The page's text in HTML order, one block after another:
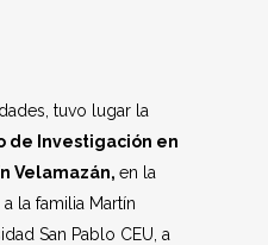
tuvo lugar la
de Investigación en
Velamazán, en la
la familia Martín
San Pablo CEU, a